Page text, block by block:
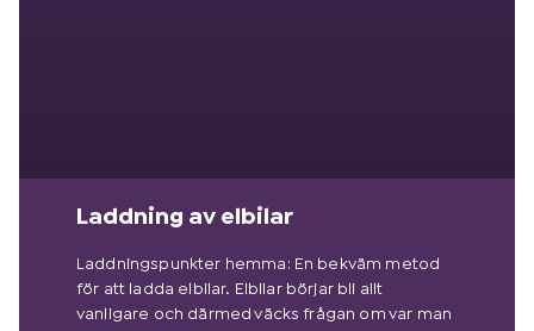
Laddning av elbilar
Laddningspunkter hemma: En bekväm metod
för att ladda elbilar. Elbilar börjar bli allt
vanligare och därmed väcks frågan om var man